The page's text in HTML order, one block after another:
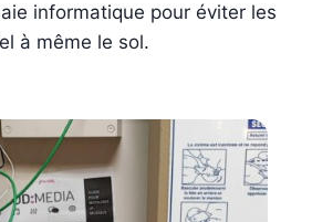
informatique pour éviter les
à même le sol.